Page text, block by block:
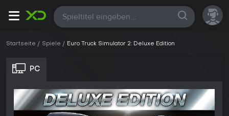
Alle
Startseite Spiele Euro Truck Simulator 2: Deluxe Edition
PC